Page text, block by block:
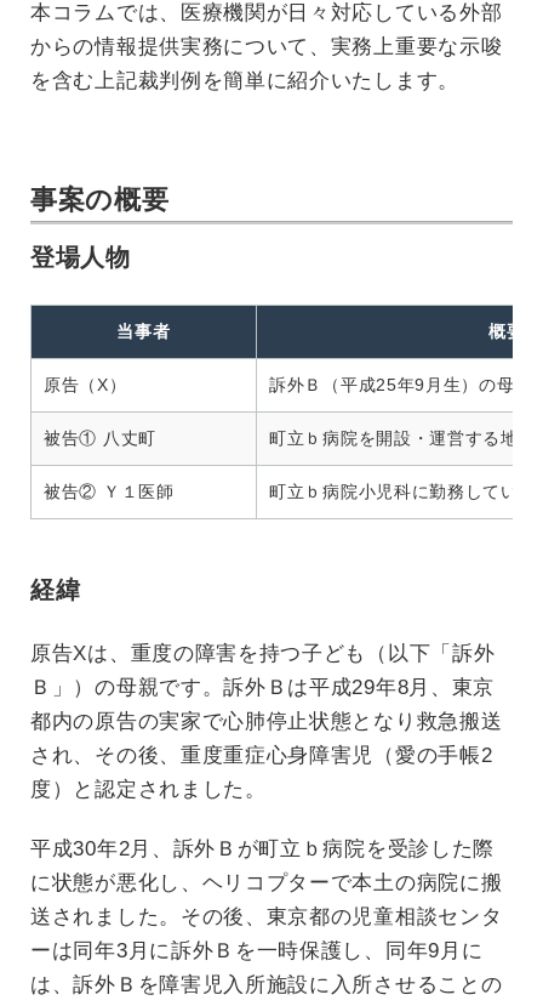
本コラムでは、医療機関が日々対応している外部
からの情報提供実務について、実務上重要な示唆
を含む上記裁判例を簡単に紹介いたします。
事案の概要
登場人物
当事者 概要
原告（X） 訴外Ｂ（平成25年9月生）の母親
被告① 八丈町 町立ｂ病院を開設・運営する地方
被告② Ｙ１医師 町立ｂ病院小児科に勤務していた
経緯
原告Xは、重度の障害を持つ子ども（以下「訴外
Ｂ」）の母親です。訴外Ｂは平成29年8月、東京
都内の原告の実家で心肺停止状態となり救急搬送
され、その後、重度重症心身障害児（愛の手帳2
度）と認定されました。
平成30年2月、訴外Ｂが町立ｂ病院を受診した際
に状態が悪化し、ヘリコプターで本土の病院に搬
送されました。その後、東京都の児童相談センタ
ーは同年3月に訴外Ｂを一時保護し、同年9月に
は、訴外Ｂを障害児入所施設に入所させることの